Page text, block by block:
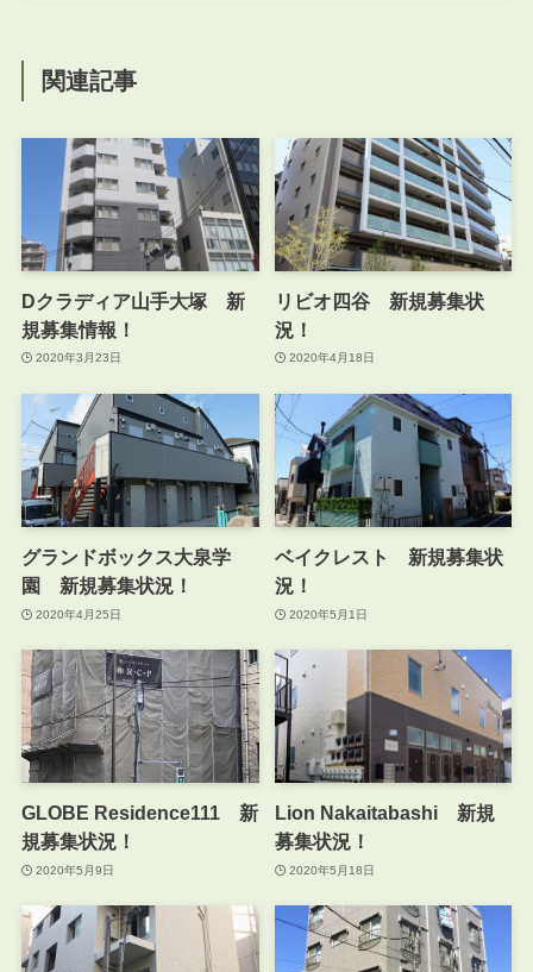
関連記事
Dクラディア山手大塚 新
規募集情報！
2020年3月23日
リビオ四谷 新規募集状
況！
2020年4月18日
グランドボックス大泉学
園 新規募集状況！
2020年4月25日
ベイクレスト 新規募集状
況！
2020年5月1日
GLOBE Residence111 新
規募集状況！
2020年5月9日
Lion Nakaitabashi 新規
募集状況！
2020年5月18日